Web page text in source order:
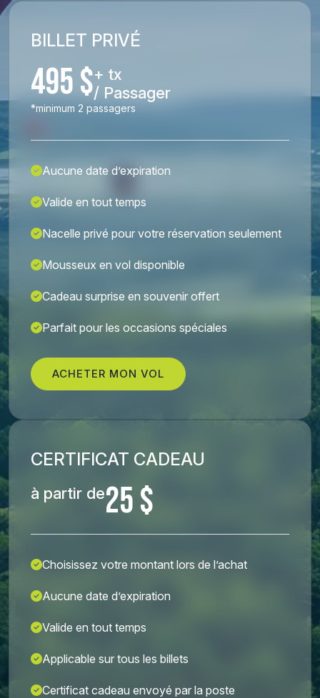
BILLET PRIVÉ
495 $+ tx
/ Passager
*minimum 2 passagers
Aucune date d’expiration
Valide en tout temps
Nacelle privé pour votre réservation seulement
Mousseux en vol disponible
Cadeau surprise en souvenir offert
Parfait pour les occasions spéciales
ACHETER MON VOL
CERTIFICAT CADEAU
à partir de25 $
Choisissez votre montant lors de l’achat
Aucune date d’expiration
Valide en tout temps
Applicable sur tous les billets
Certificat cadeau envoyé par la poste